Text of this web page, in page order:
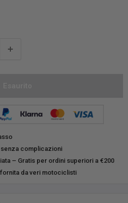
complicazioni
– Gratis per ordini superiori a €200
da veri motociclisti